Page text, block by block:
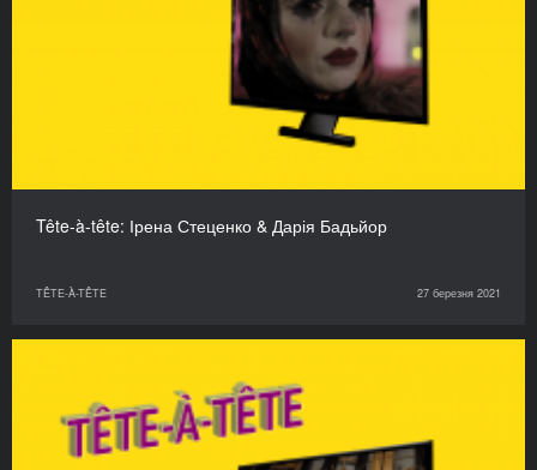
Tête-à-tête: Ірена Стеценко & Дарія Бадьйор
TÊTE-À-TÊTE 27 березня 2021